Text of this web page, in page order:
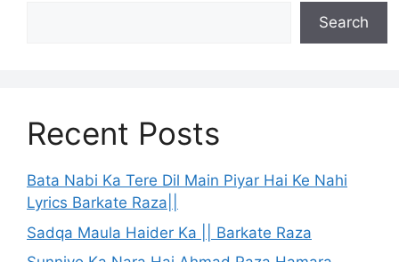
Search
Recent Posts
Bata Nabi Ka Tere Dil Main Piyar Hai Ke Nahi
Lyrics Barkate Raza||
Sadqa Maula Haider Ka || Barkate Raza